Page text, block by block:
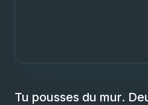
Tu pousses du mur.